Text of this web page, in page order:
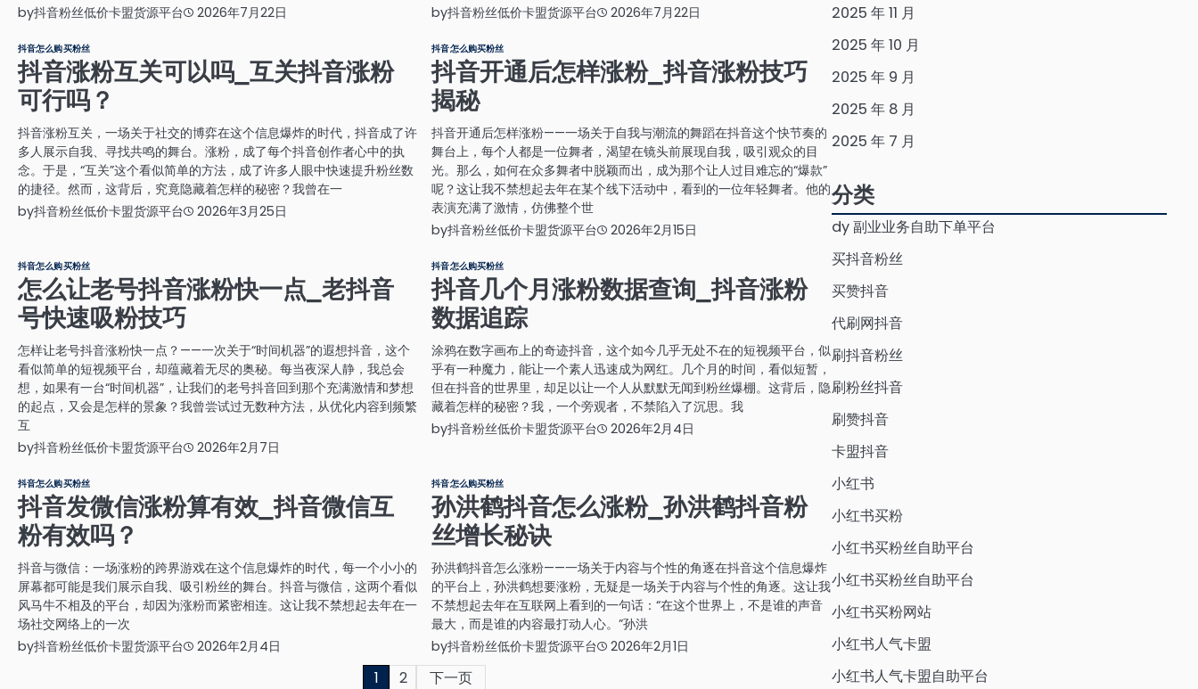
by抖音粉丝低价卡盟货源平台 2026年7月22日
by抖音粉丝低价卡盟货源平台 2026年7月22日
抖音怎么购买粉丝
抖音涨粉互关可以吗_互关抖音涨粉
可行吗？
抖音涨粉互关，一场关于社交的博弈在这个信息爆炸的时代，抖音成了许
多人展示自我、寻找共鸣的舞台。涨粉，成了每个抖音创作者心中的执
念。于是，“互关”这个看似简单的方法，成了许多人眼中快速提升粉丝数
的捷径。然而，这背后，究竟隐藏着怎样的秘密？我曾在一
by抖音粉丝低价卡盟货源平台 2026年3月25日
抖音怎么购买粉丝
抖音开通后怎样涨粉_抖音涨粉技巧
揭秘
抖音开通后怎样涨粉——一场关于自我与潮流的舞蹈在抖音这个快节奏的
舞台上，每个人都是一位舞者，渴望在镜头前展现自我，吸引观众的目
光。那么，如何在众多舞者中脱颖而出，成为那个让人过目难忘的“爆款”
呢？这让我不禁想起去年在某个线下活动中，看到的一位年轻舞者。他的
表演充满了激情，仿佛整个世
by抖音粉丝低价卡盟货源平台 2026年2月15日
抖音怎么购买粉丝
怎么让老号抖音涨粉快一点_老抖音
号快速吸粉技巧
怎样让老号抖音涨粉快一点？——一次关于“时间机器”的遐想抖音，这个
看似简单的短视频平台，却蕴藏着无尽的奥秘。每当夜深人静，我总会
想，如果有一台“时间机器”，让我们的老号抖音回到那个充满激情和梦想
的起点，又会是怎样的景象？我曾尝试过无数种方法，从优化内容到频繁
互
by抖音粉丝低价卡盟货源平台 2026年2月7日
抖音怎么购买粉丝
抖音几个月涨粉数据查询_抖音涨粉
数据追踪
涂鸦在数字画布上的奇迹抖音，这个如今几乎无处不在的短视频平台，似
乎有一种魔力，能让一个素人迅速成为网红。几个月的时间，看似短暂，
但在抖音的世界里，却足以让一个人从默默无闻到粉丝爆棚。这背后，隐
藏着怎样的秘密？我，一个旁观者，不禁陷入了沉思。我
by抖音粉丝低价卡盟货源平台 2026年2月4日
抖音怎么购买粉丝
抖音发微信涨粉算有效_抖音微信互
粉有效吗？
抖音与微信：一场涨粉的跨界游戏在这个信息爆炸的时代，每一个小小的
屏幕都可能是我们展示自我、吸引粉丝的舞台。抖音与微信，这两个看似
风马牛不相及的平台，却因为涨粉而紧密相连。这让我不禁想起去年在一
场社交网络上的一次
by抖音粉丝低价卡盟货源平台 2026年2月4日
抖音怎么购买粉丝
孙洪鹤抖音怎么涨粉_孙洪鹤抖音粉
丝增长秘诀
孙洪鹤抖音怎么涨粉——一场关于内容与个性的角逐在抖音这个信息爆炸
的平台上，孙洪鹤想要涨粉，无疑是一场关于内容与个性的角逐。这让我
不禁想起去年在互联网上看到的一句话：“在这个世界上，不是谁的声音
最大，而是谁的内容最打动人心。”孙洪
by抖音粉丝低价卡盟货源平台 2026年2月1日
1 2 下一页
2025 年 11 月
2025 年 10 月
2025 年 9 月
2025 年 8 月
2025 年 7 月
分类
dy 副业业务自助下单平台
买抖音粉丝
买赞抖音
代刷网抖音
刷抖音粉丝
刷粉丝抖音
刷赞抖音
卡盟抖音
小红书
小红书买粉
小红书买粉丝自助平台
小红书买粉丝自助平台
小红书买粉网站
小红书人气卡盟
小红书人气卡盟自助平台